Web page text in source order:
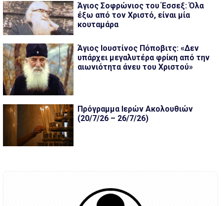
Άγιος Σοφρώνιος του Έσσεξ: Όλα
έξω από τον Χριστό, είναι μία
κουταμάρα
Άγιος Ιουστίνος Πόποβιτς: «Δεν
υπάρχει μεγαλυτέρα φρίκη από την
αιωνιότητα άνευ του Χριστού»
Πρόγραμμα Ιερών Ακολουθιών
(20/7/26 – 26/7/26)